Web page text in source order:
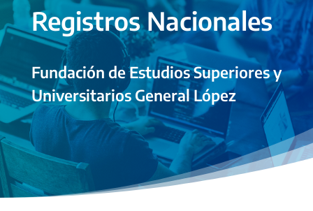
Registros Nacionales
Fundación de Estudios Superiores y
Universitarios General López